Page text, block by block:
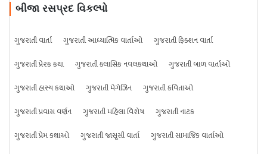
બીજા રસપ્રદ વિકલ્પો
ગુજરાતી વાર્તા ગુજરાતી આધ્યાત્મિક વાર્તાઓ
ગુજરાતી ફિક્શન વાર્તા
ગુજરાતી પ્રેરક કથા
ગુજરાતી ક્લાસિક નવલકથાઓ
ગુજરાતી બાળ વાર્તાઓ
ગુજરાતી હાસ્ય કથાઓ
ગુજરાતી મેગેઝિન
ગુજરાતી કવિતાઓ
ગુજરાતી પ્રવાસ વર્ણન
ગુજરાતી મહિલા વિશેષ
ગુજરાતી નાટક
ગુજરાતી પ્રેમ કથાઓ
ગુજરાતી જાસૂસી વાર્તા
ગુજરાતી સામાજિક વાર્તાઓ